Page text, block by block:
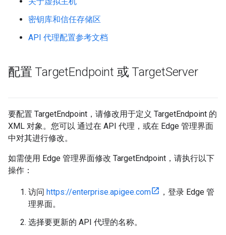
密钥库和信任存储区
API 代理配置参考文档
配置 TargetEndpoint 或 TargetServer
要配置 TargetEndpoint，请修改用于定义 TargetEndpoint 的
XML 对象。您可以 通过在 API 代理，或在 Edge 管理界面
中对其进行修改。
如需使用 Edge 管理界面修改 TargetEndpoint，请执行以下
操作：
访问 https://enterprise.apigee.com
，登录 Edge 管
理界面。
选择要更新的 API 代理的名称。